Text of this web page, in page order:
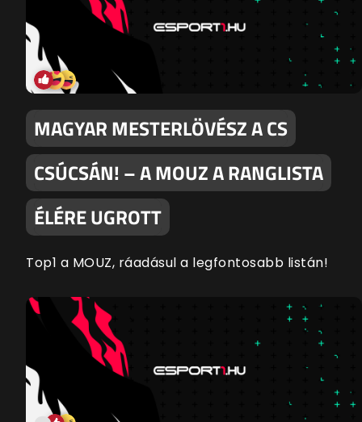
MAGYAR MESTERLÖVÉSZ A CS
CSÚCSÁN! – A MOUZ A RANGLISTA
ÉLÉRE UGROTT
Top1 a MOUZ, ráadásul a legfontosabb listán!